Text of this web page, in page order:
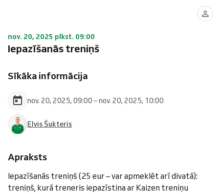
nov. 20, 2025 plkst. 09:00
Iepazīšanās treniņš
Sīkāka informācija
nov. 20, 2025, 09:00 – nov. 20, 2025, 10:00
Elvis Šukteris
Apraksts
Iepazīšanās treniņš (25 eur – var apmeklēt arī divatā):
treniņš, kurā treneris iepazīstina ar Kaizen treniņu